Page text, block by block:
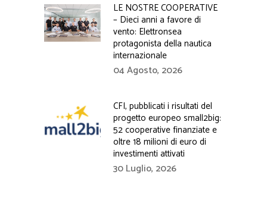
LE NOSTRE COOPERATIVE
– Dieci anni a favore di
vento: Elettronsea
protagonista della nautica
internazionale
04 Agosto, 2026
CFI, pubblicati i risultati del
progetto europeo small2big:
52 cooperative finanziate e
oltre 18 milioni di euro di
investimenti attivati
30 Luglio, 2026